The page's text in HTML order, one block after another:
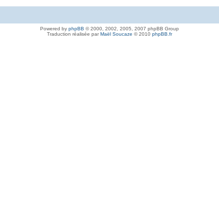
Powered by phpBB © 2000, 2002, 2005, 2007 phpBB Group
Traduction réalisée parMaël Soucaze © 2010 phpBB.fr